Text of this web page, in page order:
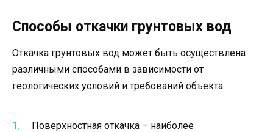
Способы откачки грунтовых вод
Откачка грунтовых вод может быть осуществлена
различными способами в зависимости от
геологических условий и требований объекта.
Поверхностная откачка – наиболее